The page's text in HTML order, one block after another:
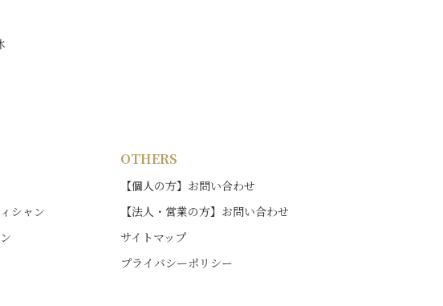
シャン
OTHERS
【個人の方】お問い合わせ
【法人・営業の方】お問い合わせ
サイトマップ
プライバシーポリシー